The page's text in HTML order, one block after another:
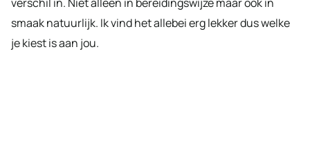
smaak natuurlijk. Ik vind het allebei erg lekker dus welke
je kiest is aan jou.